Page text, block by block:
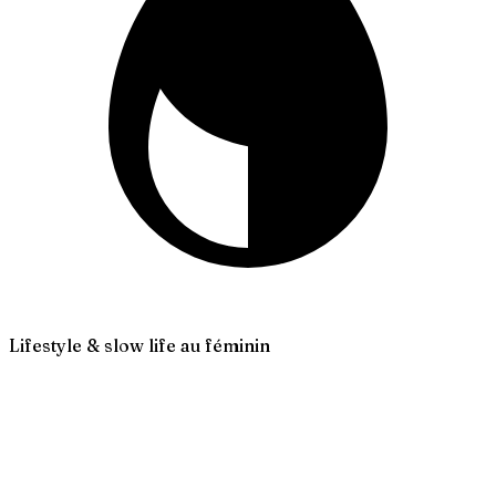
Lifestyle & slow life au féminin